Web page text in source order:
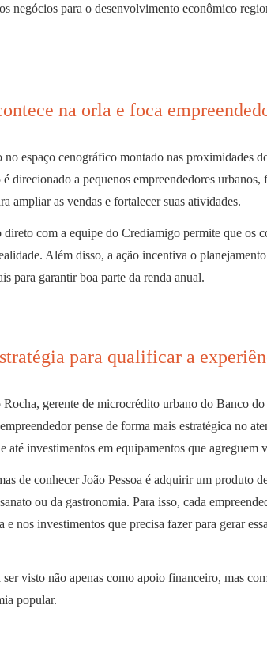
negócios para o desenvolvimento econômico
na orla e foca
no espaço cenográfico montado nas proximidades
direcionado a pequenos empreendedores
ampliar as vendas e fortalecer suas atividades.
direto com a equipe do Crediamigo permite que os
Além disso, a ação incentiva o
para garantir boa parte da renda anual.
para qualificar a
gerente de microcrédito urbano do Banco do
pense de forma mais estratégica no
até investimentos em equipamentos que
de conhecer João Pessoa é adquirir um produto
ou da gastronomia. Para isso, cada
e nos investimentos que precisa fazer para gerar
ser visto não apenas como apoio financeiro, mas
popular.